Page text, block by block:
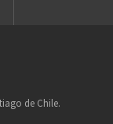
de Chile.